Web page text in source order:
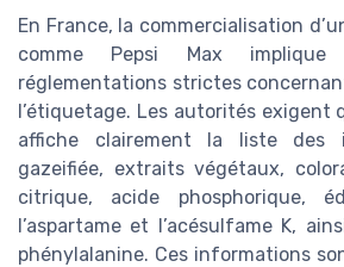
En France, la commercialisation
comme Pepsi Max
réglementations strictes
l’étiquetage. Les autorités exigent
affiche clairement la liste des
gazeifiée, extraits végétaux,
citrique, acide phosphorique,
l’aspartame et l’acésulfame K,
phénylalanine. Ces informations